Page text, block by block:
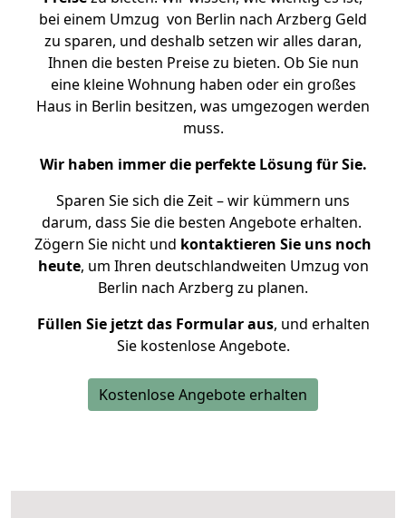
bei einem Umzug von Berlin nach Arzberg Geld
zu sparen, und deshalb setzen wir alles daran,
Ihnen die besten Preise zu bieten. Ob Sie nun
eine kleine Wohnung haben oder ein großes
Haus in Berlin besitzen, was umgezogen werden
muss.
Wir haben immer die perfekte Lösung für Sie.
Sparen Sie sich die Zeit – wir kümmern uns
darum, dass Sie die besten Angebote erhalten.
Zögern Sie nicht und kontaktieren Sie uns noch
heute, um Ihren deutschlandweiten Umzug von
Berlin nach Arzberg zu planen.
Füllen Sie jetzt das Formular aus, und erhalten
Sie kostenlose Angebote.
Kostenlose Angebote erhalten